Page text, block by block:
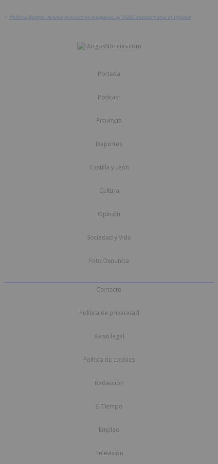
> Política Burgos: Avance elecciones europeas: el PSOE avanza hacia el triplete
Portada
Podcast
Provincia
Deportes
Castilla y León
Cultura
Opinión
Sociedad y Vida
Foto Denuncia
Contacto
Política de privacidad
Aviso legal
Política de cookies
Redacción
El Tiempo
Empleo
Televisión